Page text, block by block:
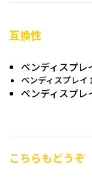
互換性
ペンディスプレ
ペンディスプレイ
ペンディスプレ
こちらもどうぞ